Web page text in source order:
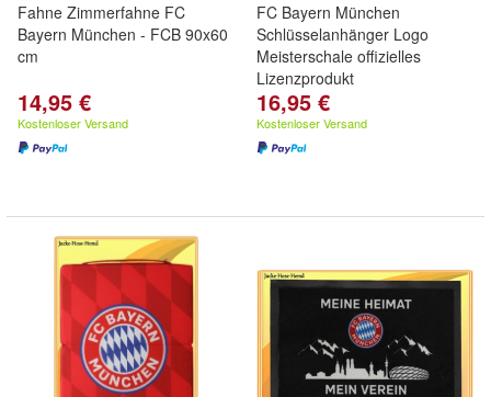
Fahne Zimmerfahne FC
Bayern München - FCB 90x60
cm
14,95 €
Kostenloser Versand
FC Bayern München
Schlüsselanhänger Logo
Meisterschale offizielles
Lizenzprodukt
16,95 €
Kostenloser Versand